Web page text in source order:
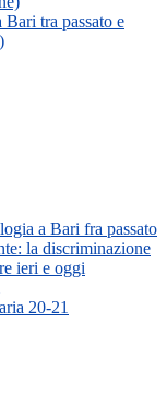
tra passato e
a Bari fra passato
la discriminazione
ieri e oggi
20-21